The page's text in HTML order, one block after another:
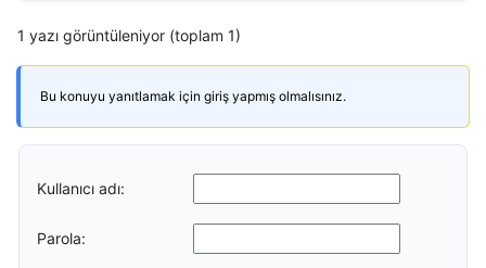
1 yazı görüntüleniyor (toplam 1)
Bu konuyu yanıtlamak için giriş yapmış olmalısınız.
Kullanıcı adı:
Parola: